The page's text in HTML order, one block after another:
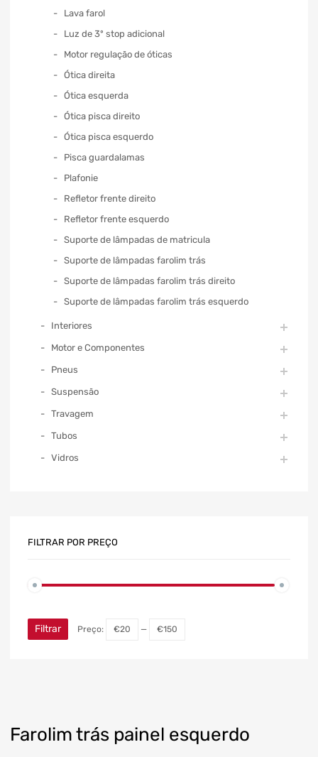
Farolim trás painel esquerdo
Lava farol
Luz de 3º stop adicional
Motor regulação de óticas
Ótica direita
Ótica esquerda
Ótica pisca direito
Ótica pisca esquerdo
Pisca guardalamas
Plafonie
Refletor frente direito
Refletor frente esquerdo
Suporte de lâmpadas de matricula
Suporte de lâmpadas farolim trás
Suporte de lâmpadas farolim trás direito
Suporte de lâmpadas farolim trás esquerdo
Interiores
Motor e Componentes
Pneus
Suspensão
Travagem
Tubos
Vidros
FILTRAR POR PREÇO
Filtrar Preço: €20 — €150